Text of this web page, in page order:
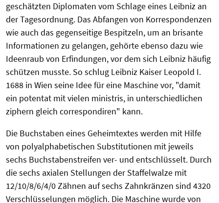
geschätzten Diplomaten vom Schlage eines Leibniz an
der Tagesordnung. Das Abfangen von Korrespondenzen
wie auch das gegenseitige Bespitzeln, um an brisante
Informationen zu gelangen, gehörte ebenso dazu wie
Ideenraub von Erfindungen, vor dem sich Leibniz häufig
schützen musste. So schlug Leibniz Kaiser Leopold I.
1688 in Wien seine Idee für eine Maschine vor, "damit
ein potentat mit vielen ministris, in unterschiedlichen
ziphern gleich correspondiren" kann.
Die Buchstaben eines Geheimtextes werden mit Hilfe
von polyalphabetischen Substitutionen mit jeweils
sechs Buchstabenstreifen ver- und entschlüsselt. Durch
die sechs axialen Stellungen der Staffelwalze mit
12/10/8/6/4/0 Zähnen auf sechs Zahnkränzen sind 4320
Verschlüsselungen möglich. Die Maschine wurde von